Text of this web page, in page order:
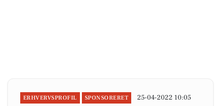
ERHVERVSPROFIL SPONSORERET 25-04-2022 10:05